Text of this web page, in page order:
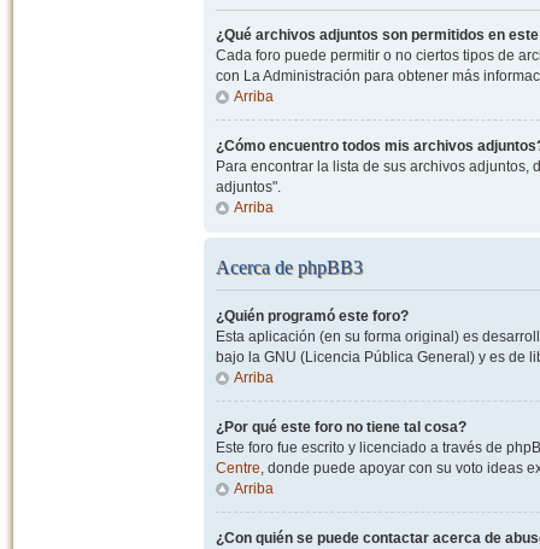
¿Qué archivos adjuntos son permitidos en
Cada foro puede permitir o no ciertos tipos de
con La Administración para obtener más
Arriba
¿Cómo encuentro todos mis archivos
Para encontrar la lista de sus archivos
adjuntos".
Arriba
Acerca de phpBB3
¿Quién programó este foro?
Esta aplicación (en su forma original) es
bajo la GNU (Licencia Pública General) y es de
Arriba
¿Por qué este foro no tiene tal cosa?
Este foro fue escrito y licenciado a través de
Centre, donde puede apoyar con su voto ideas
Arriba
¿Con quién se puede contactar acerca de